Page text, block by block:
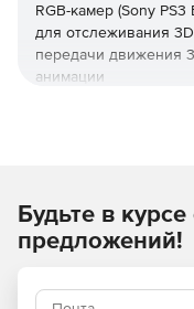
RGB-камер (Sony
для отслеживания
передачи движения
анимации
Будьте в
предложений!